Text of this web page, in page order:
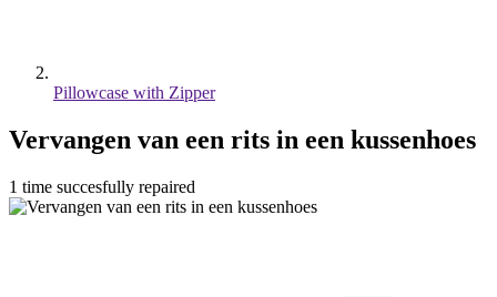
Pillowcase with Zipper
Vervangen van een rits in een kussenhoes
1 time succesfully repaired